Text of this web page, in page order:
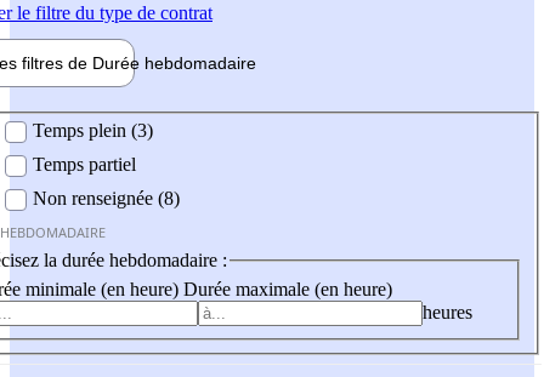
le filtre du type de contrat
filtres de Durée hebdomadaire
Temps plein (3)
Temps partiel
Non renseignée (8)
la durée hebdomadaire :
minimale (en heure) Durée maximale (en heure)
heures